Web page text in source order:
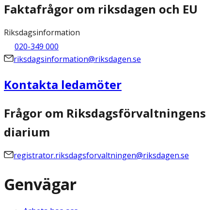
Faktafrågor om riksdagen och EU
Riksdagsinformation
020-349 000
riksdagsinformation@riksdagen.se
Kontakta ledamöter
Frågor om Riksdagsförvaltningens
diarium
registrator.riksdagsforvaltningen@riksdagen.se
Genvägar